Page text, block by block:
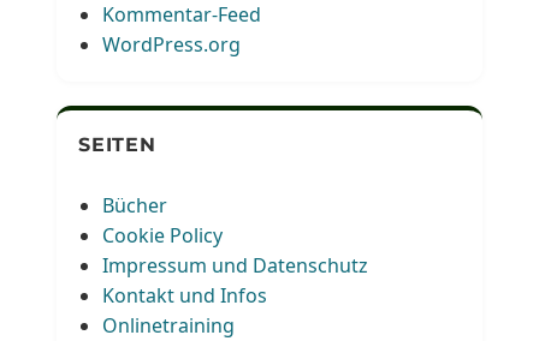
Kommentar-Feed
WordPress.org
SEITEN
Bücher
Cookie Policy
Impressum und Datenschutz
Kontakt und Infos
Onlinetraining